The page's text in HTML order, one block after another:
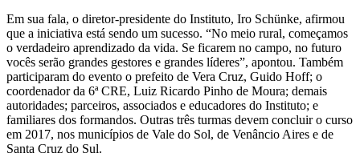
Em sua fala, o diretor-presidente do Instituto, Iro Schünke, afirmou
que a iniciativa está sendo um sucesso. “No meio rural, começamos
o verdadeiro aprendizado da vida. Se ficarem no campo, no futuro
vocês serão grandes gestores e grandes líderes”, apontou. Também
participaram do evento o prefeito de Vera Cruz, Guido Hoff; o
coordenador da 6ª CRE, Luiz Ricardo Pinho de Moura; demais
autoridades; parceiros, associados e educadores do Instituto; e
familiares dos formandos. Outras três turmas devem concluir o curso
em 2017, nos municípios de Vale do Sol, de Venâncio Aires e de
Santa Cruz do Sul.